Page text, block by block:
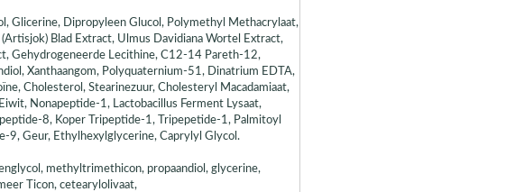
Glicerine, Dipropyleen Glucol, Polymethyl Methacrylaat,
Blad Extract, Ulmus Davidiana Wortel Extract,
Gehydrogeneerde Lecithine, C12-14 Pareth-12,
Xanthaangom, Polyquaternium-51, Dinatrium EDTA,
Cholesterol, Stearinezuur, Cholesteryl Macadamiaat,
Nonapeptide-1, Lactobacillus Ferment Lysaat,
8, Koper Tripeptide-1, Tripepetide-1, Palmitoyl
9, Geur, Ethylhexylglycerine, Caprylyl Glycol.
methyltrimethicon, propaandiol, glycerine,
Ticon, cetearylolivaat,